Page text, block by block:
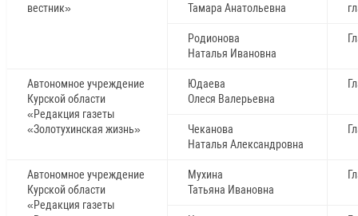
вестник»
Тамара Анатольевна
Родионова
Наталья Ивановна
Автономное учреждение
Курской области
«Редакция газеты
«Золотухинская жизнь»
Юдаева
Олеся Валерьевна
Чеканова
Наталья Александровна
Автономное учреждение
Курской области
«Редакция газеты
Мухина
Татьяна Ивановна